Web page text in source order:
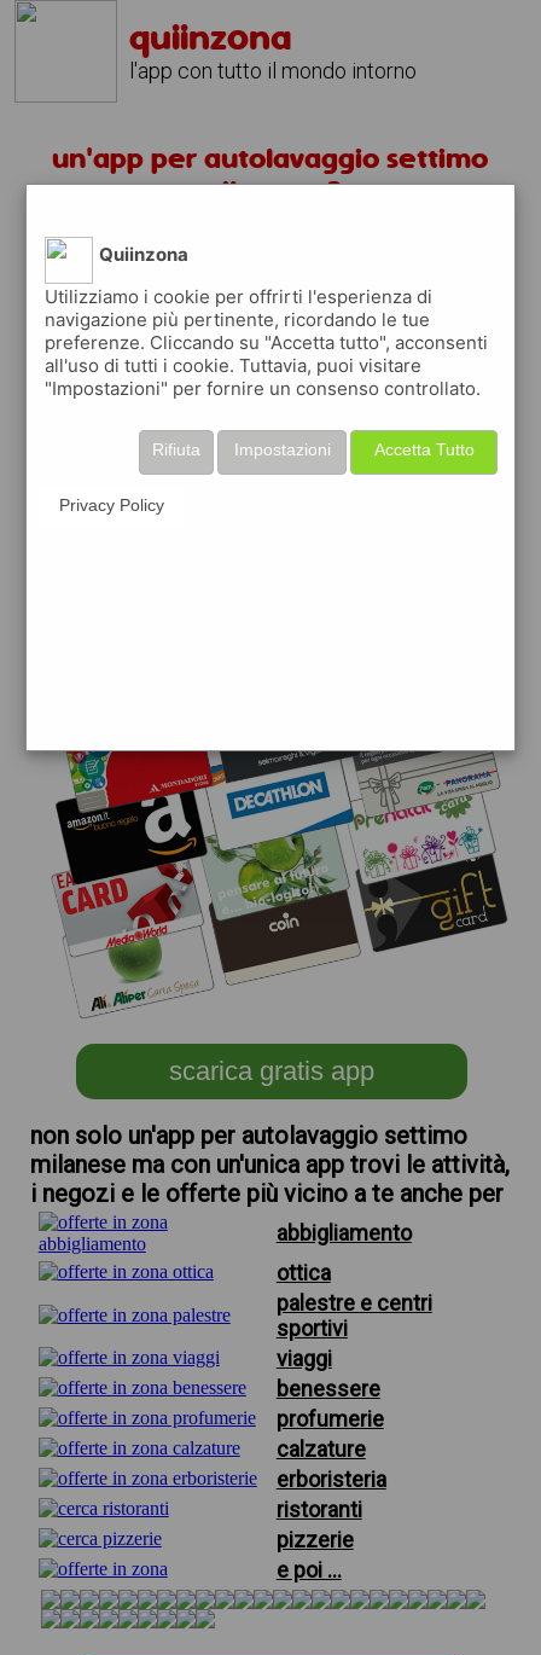
quiinzona
l'app con tutto il mondo intorno
un'app per autolavaggio settimo
milanese ?
scarica gratis app
quiinzona è una app
gratuita
che ti aiuta se cerchi 'un'app per
premia ogni volta che la usi
raccogli punti da convertire inbuoni sconto
scarica gratis app
non solo un'app per autolavaggio settimo
milanese ma con un'unica app trovi le attività,
i negozi e le offerte più vicino a te anche per
abbigliamento
ottica
palestre e centri
sportivi
viaggi
benessere
profumerie
calzature
erboristeria
ristoranti
pizzerie
e poi ...
Quiinzona
Utilizziamo i cookie per offrirti l'esperienza di
navigazione più pertinente, ricordando le tue
preferenze. Cliccando su "Accetta tutto", acconsenti
all'uso di tutti i cookie. Tuttavia, puoi visitare
"Impostazioni" per fornire un consenso controllato.
Accetta Tutto
Impostazioni
Rifiuta
Privacy Policy